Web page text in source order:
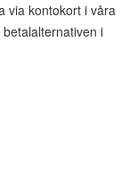
via kontokort i våra
i